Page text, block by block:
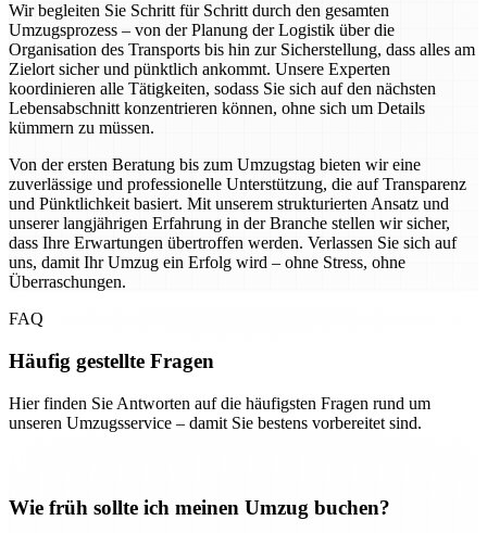
Wir begleiten Sie Schritt für Schritt durch den gesamten
Umzugsprozess – von der Planung der Logistik über die
Organisation des Transports bis hin zur Sicherstellung, dass alles am
Zielort sicher und pünktlich ankommt. Unsere Experten
koordinieren alle Tätigkeiten, sodass Sie sich auf den nächsten
Lebensabschnitt konzentrieren können, ohne sich um Details
kümmern zu müssen.
Von der ersten Beratung bis zum Umzugstag bieten wir eine
zuverlässige und professionelle Unterstützung, die auf Transparenz
und Pünktlichkeit basiert. Mit unserem strukturierten Ansatz und
unserer langjährigen Erfahrung in der Branche stellen wir sicher,
dass Ihre Erwartungen übertroffen werden. Verlassen Sie sich auf
uns, damit Ihr Umzug ein Erfolg wird – ohne Stress, ohne
Überraschungen.
FAQ
Häufig gestellte Fragen
Hier finden Sie Antworten auf die häufigsten Fragen rund um
unseren Umzugsservice – damit Sie bestens vorbereitet sind.
Wie früh sollte ich meinen Umzug buchen?